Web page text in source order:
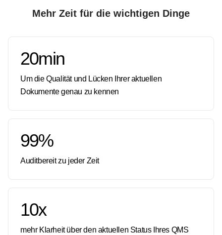
Mehr Zeit für die wichtigen Dinge
20min
Um die Qualität und Lücken Ihrer aktuellen
Dokumente genau zu kennen
99%
Auditbereit zu jeder Zeit
10x
mehr Klarheit über den aktuellen Status Ihres QMS